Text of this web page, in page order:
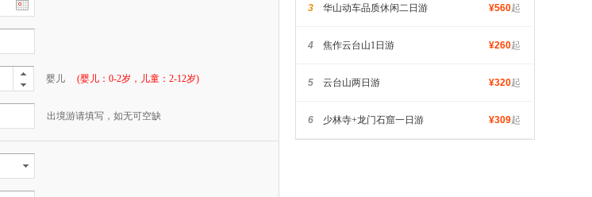
飞6日游 ¥560起
3 华山动车品质休闲二日游
¥260起
4 焦作云台山1日游
¥320起
5 云台山两日游
¥309起
6 少林寺+龙门石窟一日游
婴儿 (婴儿：0-2岁，儿童：2-12岁)
出境游请填写，如无可空缺